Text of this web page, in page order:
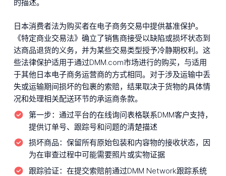
的描述。
日本消费者法为购买者在电子商务交易中提供基准保护。
《特定商业交易法》确立了销售商接受以缺陷或损坏状态到
达商品退货的义务，并为某些交易类型授予冷静期权利。这
些法律保护适用于通过DMM.com市场进行的购买，与适用
于其他日本电子商务运营商的方式相同。对于涉及运输中丢
失或运输期间损坏的包裹的索赔，结果取决于货物的具体情
况和处理相关配送环节的承运商条款。
第一步： 通过平台的在线询问表格联系DMM客户支持，
提供订单号、跟踪号和问题的清楚描述
损坏商品： 保留所有原始包装和内容物的接收状态，因
为在审查过程中可能需要照片或实物证据
跟踪验证： 在提交索赔前通过DMM Network跟踪系统